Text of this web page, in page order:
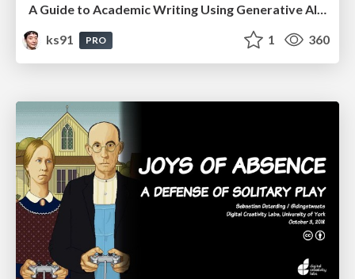
A Guide to Academic Writing Using Generative AI - A Workshop
ks91
PRO 1 360